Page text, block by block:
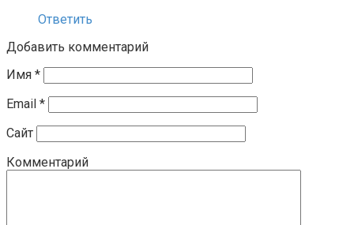
Ответить
Добавить комментарий
Имя *
Email *
Сайт
Комментарий